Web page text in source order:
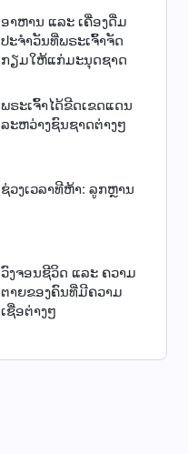
ອາຫານ ແລະ ເຄື່ອງດື່ມ
ປະຈຳວັນທີ່ພຣະເຈົ້າຈັດ
ກຽມໃຫ້ແກ່ມະນຸດຊາດ
ພຣະເຈົ້າໄດ້ຂີດເຂດແດນ
ລະຫວ່າງຊົນຊາດຕ່າງໆ
ຊ່ວງເວລາທີຫ້າ: ລູກຫຼານ
ວົງຈອນຊີວິດ ແລະ ຄວາມ
ຕາຍຂອງຄົນທີ່ມີຄວາມ
ເຊື່ອຕ່າງໆ